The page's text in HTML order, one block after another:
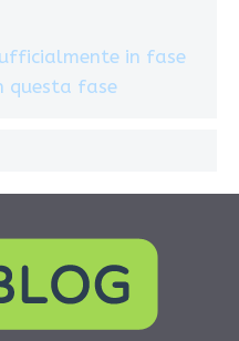
in fase
questa fase